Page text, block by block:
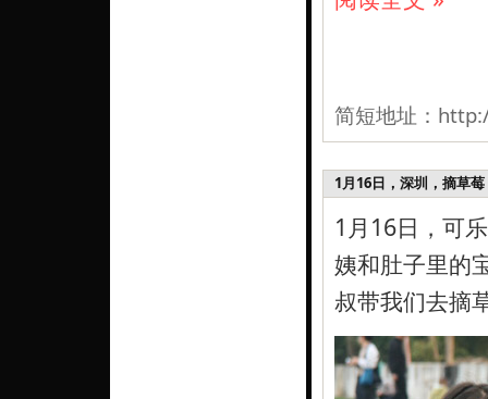
简短地址：
1月16日，深圳，摘草莓
1月16日，可
姨和肚子里的
叔带我们去摘